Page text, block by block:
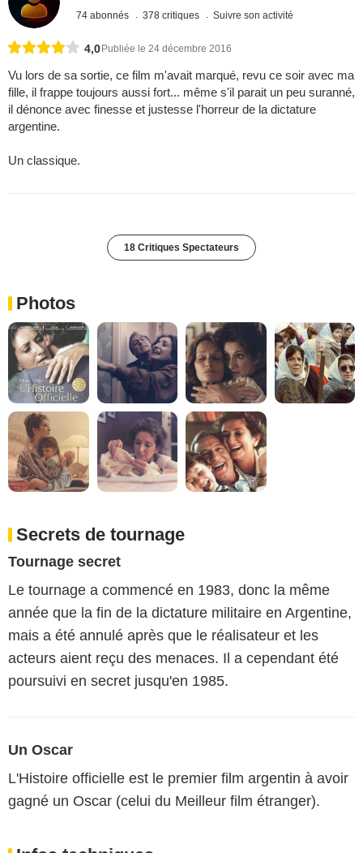
74 abonnés 378 critiques Suivre son activité
4,0 Publiée le 24 décembre 2016
Vu lors de sa sortie, ce film m'avait marqué, revu ce soir avec ma
fille, il frappe toujours aussi fort... même s'il parait un peu suranné,
il dénonce avec finesse et justesse l'horreur de la dictature
argentine.
Un classique.
18 Critiques Spectateurs
Photos
Secrets de tournage
Tournage secret
Le tournage a commencé en 1983, donc la même
année que la fin de la dictature militaire en Argentine,
mais a été annulé après que le réalisateur et les
acteurs aient reçu des menaces. Il a cependant été
poursuivi en secret jusqu'en 1985.
Un Oscar
L'Histoire officielle est le premier film argentin à avoir
gagné un Oscar (celui du Meilleur film étranger).